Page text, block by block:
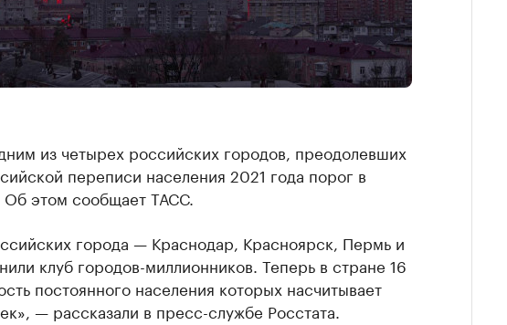
из четырех российских городов, преодолевших
переписи населения 2021 года порог в
этом сообщает ТАСС.
города — Краснодар, Красноярск, Пермь и
клуб городов-миллионников. Теперь в стране 16
постоянного населения которых насчитывает
— рассказали в пресс-службе Росстата.